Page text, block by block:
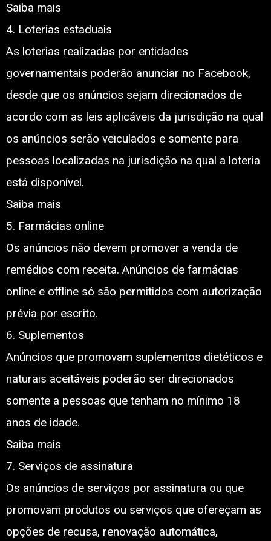
Saiba mais
4. Loterias estaduais
As loterias realizadas por entidades
governamentais poderão anunciar no Facebook,
desde que os anúncios sejam direcionados de
acordo com as leis aplicáveis da jurisdição na qual
os anúncios serão veiculados e somente para
pessoas localizadas na jurisdição na qual a loteria
está disponível.
Saiba mais
5. Farmácias online
Os anúncios não devem promover a venda de
remédios com receita. Anúncios de farmácias
online e offline só são permitidos com autorização
prévia por escrito.
6. Suplementos
Anúncios que promovam suplementos dietéticos e
naturais aceitáveis poderão ser direcionados
somente a pessoas que tenham no mínimo 18
anos de idade.
Saiba mais
7. Serviços de assinatura
Os anúncios de serviços por assinatura ou que
promovam produtos ou serviços que ofereçam as
opções de recusa, renovação automática,